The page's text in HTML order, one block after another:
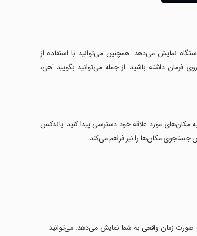
نمایش می‌دهد. همچنین می‌توانید با استفاده از
فرمان داشته باشید. از جمله می‌توانید بگویید 'هی،
مکان‌های مورد علاقه خود دسترسی پیدا کنید. یاندکس
جستجوی مکان‌ها را نیز فراهم می‌کند.
صورت زمان واقعی به شما نمایش می‌دهد. می‌توانید